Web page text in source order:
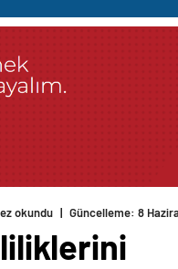
okundu | Güncelleme: 8